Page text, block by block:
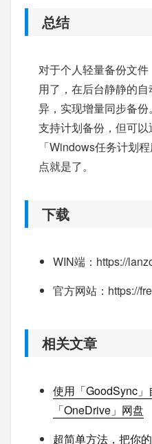
总结
对于个人轻量备份文
用了，在后台静静的
异，实现增量同步备
支持计划备份，但可
「Windows任务计划
点就是了。
下载
WIN端：https://
官方网站：https://
相关文章
使用「GoodSync
「OneDrive」网盘
超简单方法，把你